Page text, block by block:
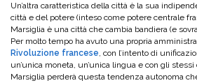
Un’altra caratteristica della città è la sua
città e del potere (inteso come potere centrale
Marsiglia è una città che cambia bandiera (e
Per molto tempo ha avuto una propria
Rivoluzione francese, con l’intento di
un’unica moneta, un’unica lingua e con gli
Marsiglia perderà questa tendenza autonoma